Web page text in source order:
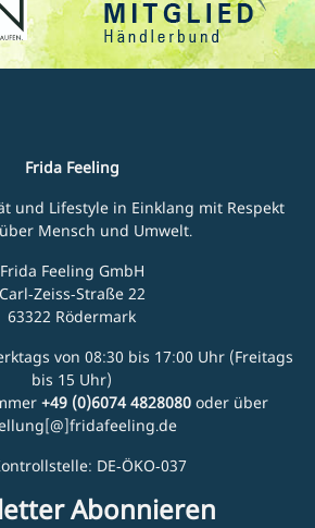
Frida Feeling
und Lifestyle in Einklang mit Respekt
Mensch und Umwelt.
Frida Feeling GmbH
Carl-Zeiss-Straße 22
63322 Rödermark
von 08:30 bis 17:00 Uhr (Freitags
bis 15 Uhr)
+49 (0)6074 4828080 oder über
DE-ÖKO-037
Abonnieren